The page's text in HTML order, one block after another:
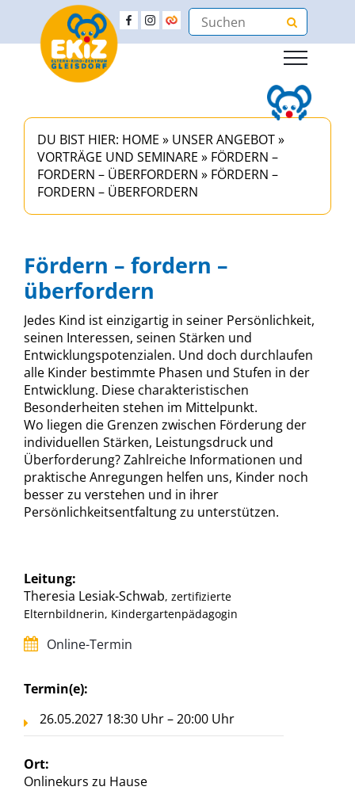
DU BIST HIER: HOME » UNSER ANGEBOT»
VORTRÄGE UND SEMINARE » FÖRDERN –
FORDERN – ÜBERFORDERN » FÖRDERN –
FORDERN – ÜBERFORDERN
Fördern – fordern –
überfordern
Jedes Kind ist einzigartig in seiner Persönlichkeit,
seinen Interessen, seinen Stärken und
Entwicklungspotenzialen. Und doch durchlaufen
alle Kinder bestimmte Phasen und Stufen in der
Entwicklung. Diese charakteristischen
Besonderheiten stehen im Mittelpunkt.
Wo liegen die Grenzen zwischen Förderung der
individuellen Stärken, Leistungsdruck und
Überforderung? Zahlreiche Informationen und
praktische Anregungen helfen uns, Kinder noch
besser zu verstehen und in ihrer
Persönlichkeitsentfaltung zu unterstützen.
Leitung:
Theresia Lesiak-Schwab, zertifizierte
Elternbildnerin, Kindergartenpädagogin
Online-Termin
Termin(e):
26.05.2027 18:30 Uhr – 20:00 Uhr
Ort:
Onlinekurs zu Hause